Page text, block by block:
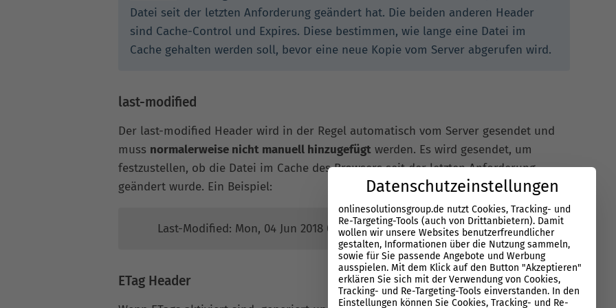
Datei seit der letzten Anforderung geändert hat. Die beiden anderen Header
sind Cache-Control und Expires. Diese bestimmen, wie lange eine Datei im
Cache gehalten werden soll, bevor eine neue Kopie vom Server abgerufen wird.
last-modified
Der last-modified Header wird in der Regel automatisch vom Server gesendet und
muss normalerweise nicht manuell hinzugefügt werden. Es wird gesendet, um
festzustellen, ob die Datei im Cache des Browsers seit der letzten Anforderung
geändert wurde. Ein Beispiel:
Last-Modified: Mon, 04 Jun 2018 07:28:00 GMT
ETag Header
Datenschutzeinstellungen
onlinesolutionsgroup.de nutzt Cookies, Tracking- und
Re-Targeting-Tools (auch von Drittanbietern). Damit
wollen wir unsere Websites benutzerfreundlicher
gestalten, Informationen über die Nutzung sammeln,
sowie für Sie passende Angebote und Werbung
ausspielen. Mit dem Klick auf den Button "Akzeptieren"
erklären Sie sich mit der Verwendung von Cookies,
Tracking- und Re-Targeting-Tools einverstanden. In den
Einstellungen können Sie Cookies, Tracking- und Re-